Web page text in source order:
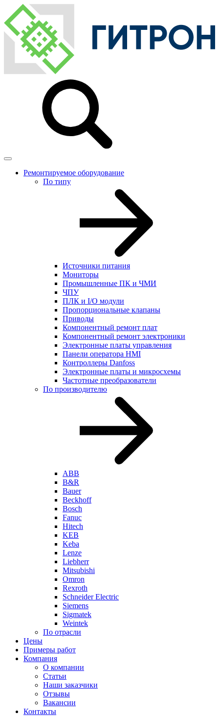
Ремонтируемое оборудование
По типу
Источники питания
Мониторы
Промышленные ПК и ЧМИ
ЧПУ
ПЛК и I/O модули
Пропорциональные клапаны
Приводы
Компонентный ремонт плат
Компонентный ремонт электроники
Электронные платы управления
Панели оператора HMI
Контроллеры Danfoss
Электронные платы и микросхемы
Частотные преобразователи
По производителю
ABB
B&R
Bauer
Beckhoff
Bosch
Fanuc
Hitech
KEB
Keba
Lenze
Liebherr
Mitsubishi
Omron
Rexroth
Schneider Electric
Siemens
Sigmatek
Weintek
По отрасли
Цены
Примеры работ
Компания
О компании
Статьи
Наши заказчики
Отзывы
Вакансии
Контакты